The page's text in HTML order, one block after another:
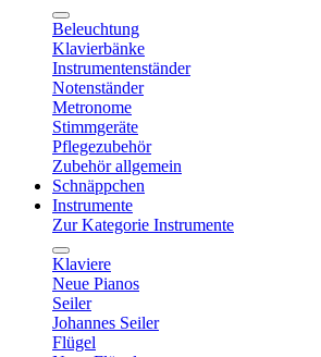
Beleuchtung
Klavierbänke
Instrumentenständer
Notenständer
Metronome
Stimmgeräte
Pflegezubehör
Zubehör allgemein
Schnäppchen
Instrumente
Zur Kategorie Instrumente
Klaviere
Neue Pianos
Seiler
Johannes Seiler
Flügel